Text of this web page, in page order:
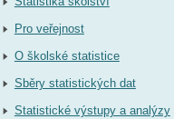
Pro veřejnost
O školské statistice
Sběry statistických dat
Statistické výstupy a analýzy